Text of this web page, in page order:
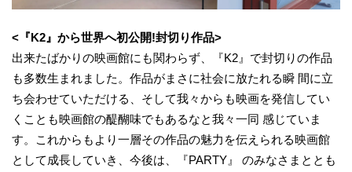
<『K2』から世界へ初公開!封切り作品>
出来たばかりの映画館にも関わらず、『K2』で封切りの作品
も多数生まれました。作品がまさに社会に放たれる瞬 間に立
ち会わせていただける、そして我々からも映画を発信してい
くことも映画館の醍醐味でもあるなと我々一同 感じていま
す。これからもより一層その作品の魅力を伝えられる映画館
として成長していき、今後は、『PARTY』 のみなさまととも